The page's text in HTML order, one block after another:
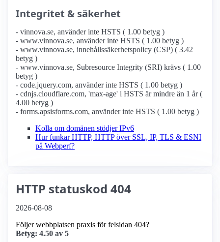
Integritet & säkerhet
- vinnova.se, använder inte HSTS ( 1.00 betyg )
- www.vinnova.se, använder inte HSTS ( 1.00 betyg )
- www.vinnova.se, innehållssäkerhetspolicy (CSP) ( 3.42
betyg )
- www.vinnova.se, Subresource Integrity (SRI) krävs ( 1.00
betyg )
- code.jquery.com, använder inte HSTS ( 1.00 betyg )
- cdnjs.cloudflare.com, 'max-age' i HSTS är mindre än 1 år (
4.00 betyg )
- forms.apsisforms.com, använder inte HSTS ( 1.00 betyg )
Kolla om domänen stödjer IPv6
Hur funkar HTTP, HTTP över SSL, IP, TLS & ESNI
på Webperf?
HTTP statuskod 404
2026-08-08
Följer webbplatsen praxis för felsidan 404?
Betyg: 4.50 av 5